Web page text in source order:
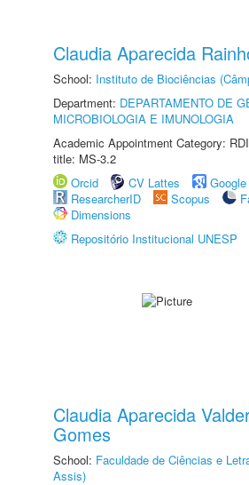
Claudia Aparecida
School: Instituto de Biociências
Department: DEPARTAMENTO DE
MICROBIOLOGIA E IMUNOLOGIA
Academic Appointment Category:
title: MS-3.2
Orcid
CV Lattes
ResearcherID
Scopus
Dimensions
Repositório Institucional UNESP
Claudia Aparecida
Gomes
School: Faculdade de Ciências e
Assis)